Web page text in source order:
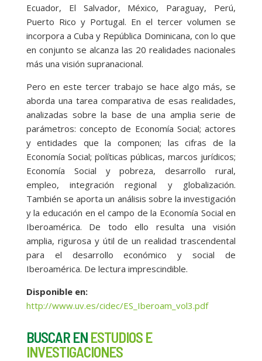
Ecuador, El Salvador, México, Paraguay, Perú,
Puerto Rico y Portugal. En el tercer volumen se
incorpora a Cuba y República Dominicana, con lo que
en conjunto se alcanza las 20 realidades nacionales
más una visión supranacional.
Pero en este tercer trabajo se hace algo más, se
aborda una tarea comparativa de esas realidades,
analizadas sobre la base de una amplia serie de
parámetros: concepto de Economía Social; actores
y entidades que la componen; las cifras de la
Economía Social; políticas públicas, marcos jurídicos;
Economía Social y pobreza, desarrollo rural,
empleo, integración regional y globalización.
También se aporta un análisis sobre la investigación
y la educación en el campo de la Economía Social en
Iberoamérica. De todo ello resulta una visión
amplia, rigurosa y útil de un realidad trascendental
para el desarrollo económico y social de
Iberoamérica. De lectura imprescindible.
Disponible en:
http://www.uv.es/cidec/ES_Iberoam_vol3.pdf
BUSCAR EN ESTUDIOS E
INVESTIGACIONES